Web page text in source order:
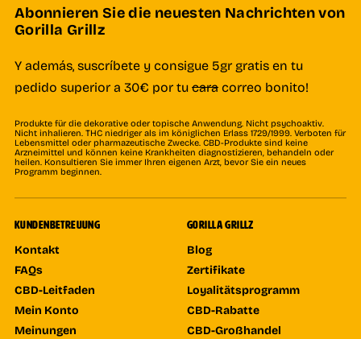
Abonnieren Sie die neuesten Nachrichten von
Gorilla Grillz
Y además, suscríbete y consigue 5gr gratis en tu
pedido superior a 30€ por tucaracorreo bonito!
Produkte für die dekorative oder topische Anwendung. Nicht psychoaktiv.
Nicht inhalieren. THC niedriger als im königlichen Erlass 1729/1999. Verboten für
Lebensmittel oder pharmazeutische Zwecke. CBD-Produkte sind keine
Arzneimittel und können keine Krankheiten diagnostizieren, behandeln oder
heilen. Konsultieren Sie immer Ihren eigenen Arzt, bevor Sie ein neues
Programm beginnen.
KUNDENBETREUUNG
Kontakt
FAQs
CBD-Leitfaden
Mein Konto
Meinungen
GORILLA GRILLZ
Blog
Zertifikate
Loyalitätsprogramm
CBD-Rabatte
CBD-Großhandel